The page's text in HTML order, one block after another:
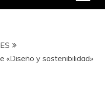
«Diseño y sostenibilidad»